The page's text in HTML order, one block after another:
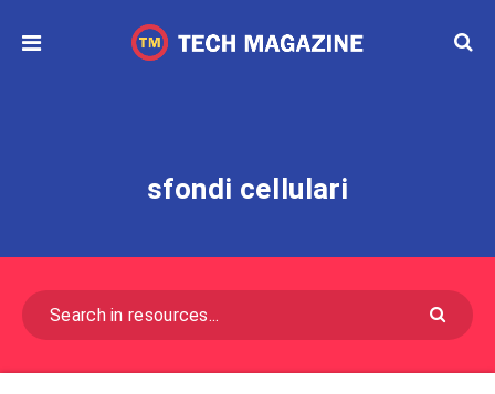
sfondi cellulari